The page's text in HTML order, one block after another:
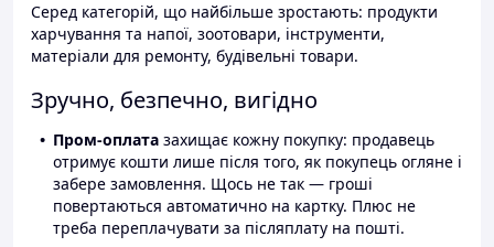
Серед категорій, що найбільше зростають: продукти
харчування та напої, зоотовари, інструменти,
матеріали для ремонту, будівельні товари.
Зручно, безпечно, вигідно
Пром-оплата захищає кожну покупку: продавець
отримує кошти лише після того, як покупець огляне і
забере замовлення. Щось не так — гроші
повертаються автоматично на картку. Плюс не
треба переплачувати за післяплату на пошті.